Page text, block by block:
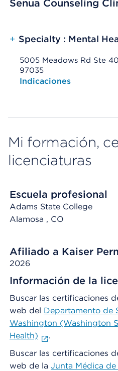
Senua Counseling
+ Specialty : Mental
5005 Meadows Rd Ste
97035
Opens native map
Indicaciones
Mi formación,
licenciaturas
Escuela profesional
Adams State College
Alamosa , CO
Afiliado a Kaiser
2026
Información de la
Buscar las certificaciones
web del Departamento de
Washington (Washington
Health)
.
Buscar las certificaciones
web de la Junta Médica